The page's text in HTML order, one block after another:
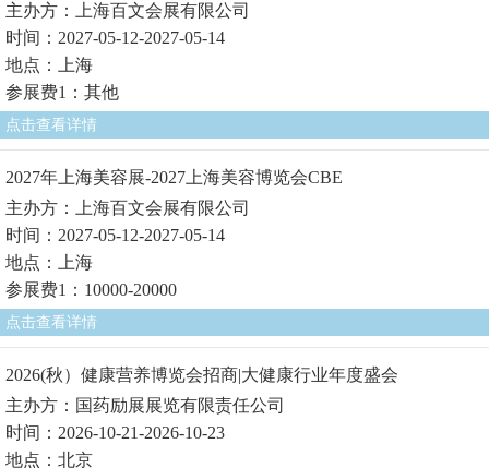
主办方：上海百文会展有限公司
时间：2027-05-12-2027-05-14
地点：上海
参展费1：其他
点击查看详情
2027年上海美容展-2027上海美容博览会CBE
主办方：上海百文会展有限公司
时间：2027-05-12-2027-05-14
地点：上海
参展费1：10000-20000
点击查看详情
2026(秋）健康营养博览会招商|大健康行业年度盛会
主办方：国药励展展览有限责任公司
时间：2026-10-21-2026-10-23
地点：北京